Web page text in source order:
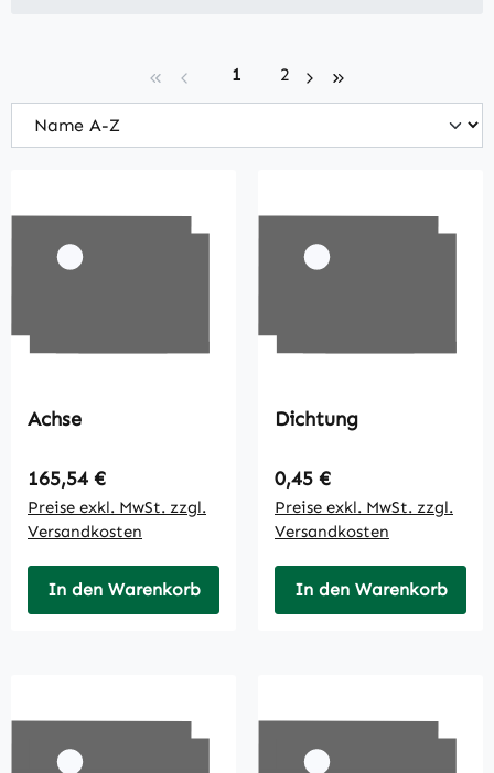
Seite
1 Seite
2
Achse
Regulärer Preis:
165,54 €
Preise exkl. MwSt. zzgl.
Versandkosten
In den Warenkorb
Dichtung
Regulärer Preis:
0,45 €
Preise exkl. MwSt. zzgl.
Versandkosten
In den Warenkorb